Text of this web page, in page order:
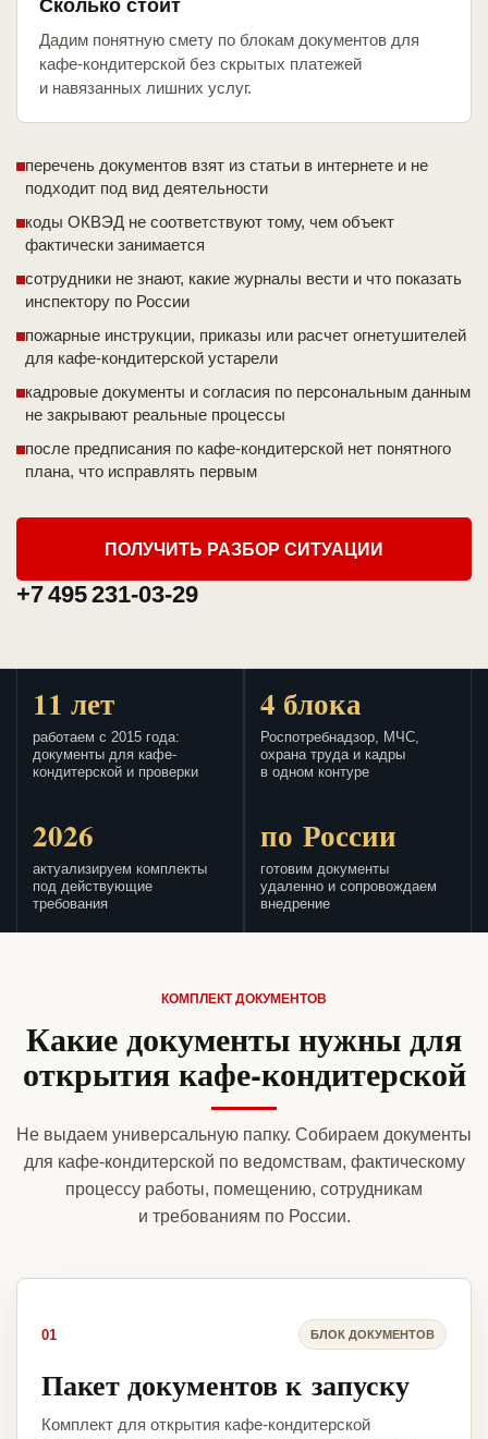
Сколько стоит
Дадим понятную смету по блокам документов для
кафе-кондитерской без скрытых платежей
и навязанных лишних услуг.
перечень документов взят из статьи в интернете и не
подходит под вид деятельности
коды ОКВЭД не соответствуют тому, чем объект
фактически занимается
сотрудники не знают, какие журналы вести и что показать
инспектору по России
пожарные инструкции, приказы или расчет огнетушителей
для кафе-кондитерской устарели
кадровые документы и согласия по персональным данным
не закрывают реальные процессы
после предписания по кафе-кондитерской нет понятного
плана, что исправлять первым
ПОЛУЧИТЬ РАЗБОР СИТУАЦИИ
+7 495 231-03-29
11 лет
работаем с 2015 года:
документы для кафе-
кондитерской и проверки
4 блока
Роспотребнадзор, МЧС,
охрана труда и кадры
в одном контуре
2026
актуализируем комплекты
под действующие
требования
по России
готовим документы
удаленно и сопровождаем
внедрение
КОМПЛЕКТ ДОКУМЕНТОВ
Какие документы нужны для
открытия кафе-кондитерской
Не выдаем универсальную папку. Собираем документы
для кафе-кондитерской по ведомствам, фактическому
процессу работы, помещению, сотрудникам
и требованиям по России.
01 БЛОК ДОКУМЕНТОВ
Пакет документов к запуску
Комплект для открытия кафе-кондитерской